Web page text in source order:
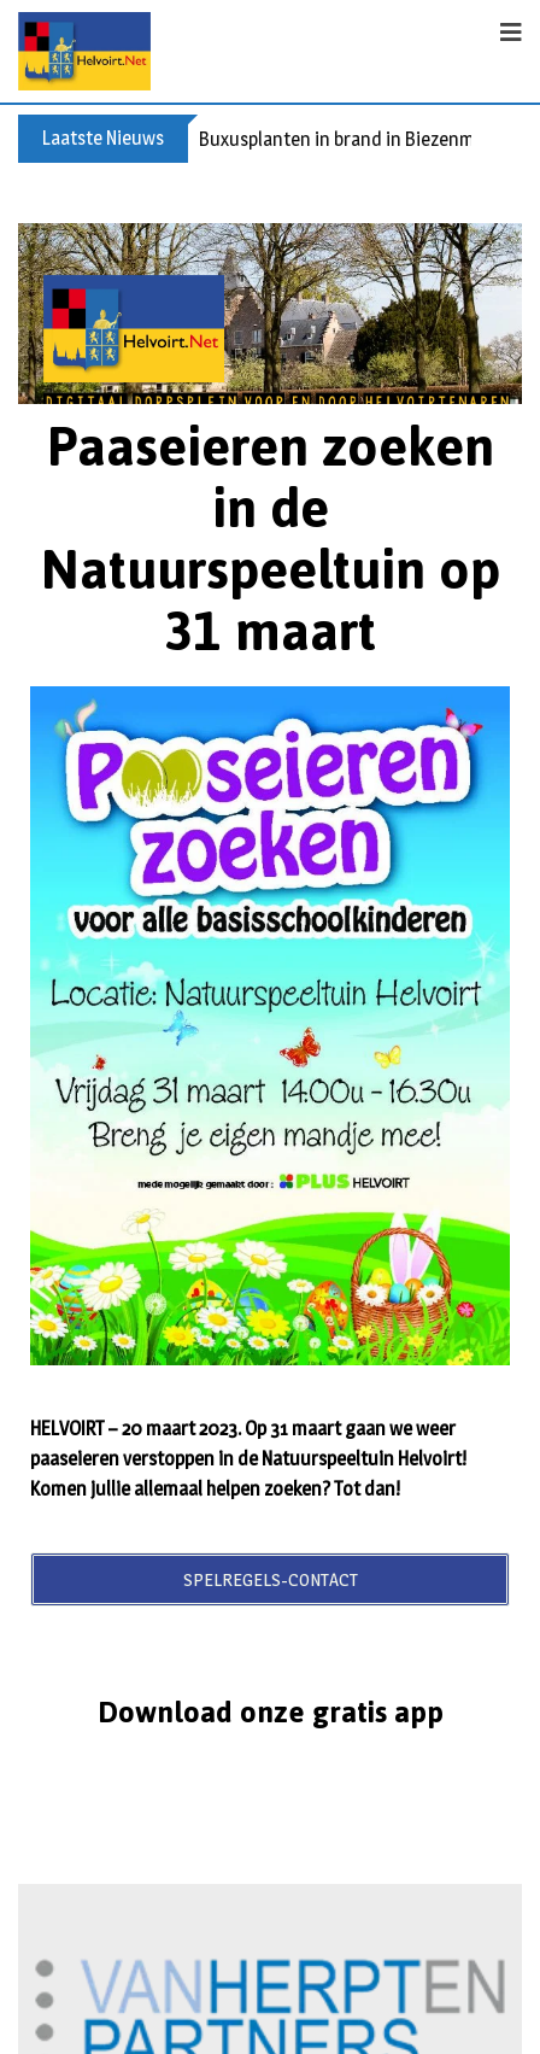
Laatste Nieuws Buxusplanten in brand in Biezenmortel,
Paaseieren zoeken
in de
Natuurspeeltuin op
31 maart
HELVOIRT – 20 maart 2023. Op 31 maart gaan we weer
paaseieren verstoppen in de Natuurspeeltuin Helvoirt!
Komen jullie allemaal helpen zoeken? Tot dan!
SPELREGELS-CONTACT
Download onze gratis app